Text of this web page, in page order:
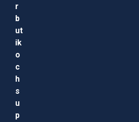
r
b
ut
ik
o
c
h
s
u
p